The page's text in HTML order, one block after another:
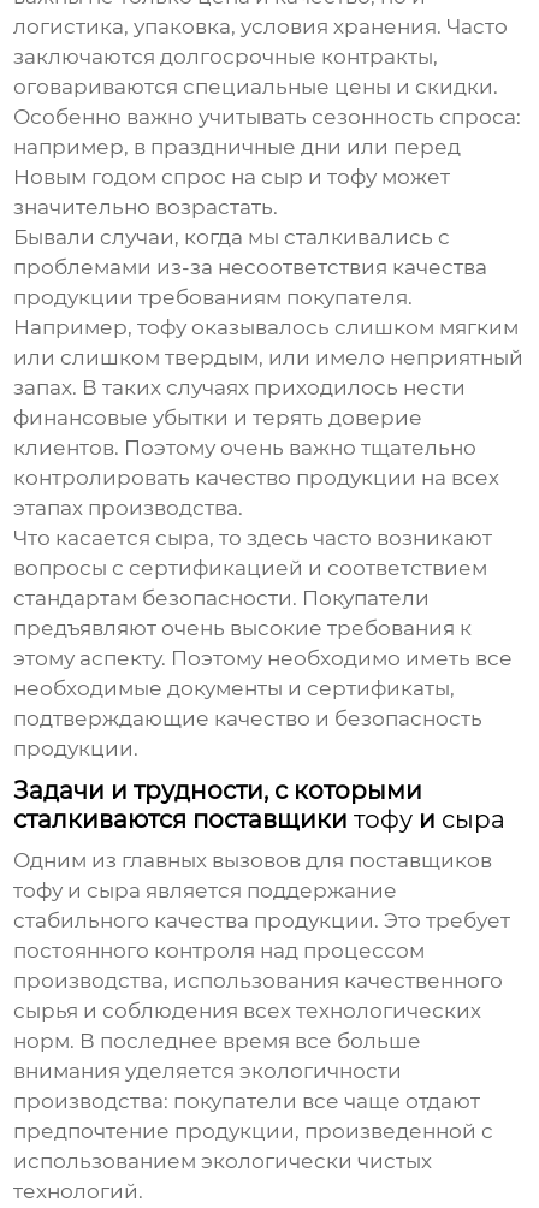
логистика, упаковка, условия хранения. Часто
заключаются долгосрочные контракты,
оговариваются специальные цены и скидки.
Особенно важно учитывать сезонность спроса:
например, в праздничные дни или перед
Новым годом спрос на сыр итофу может
значительно возрастать.
Бывали случаи, когда мы сталкивались с
проблемами из-за несоответствия качества
продукции требованиям покупателя.
Например,тофу оказывалось слишком мягким
или слишком твердым, или имело неприятный
запах. В таких случаях приходилось нести
финансовые убытки и терять доверие
клиентов. Поэтому очень важно тщательно
контролировать качество продукции на всех
этапах производства.
Что касается сыра, то здесь часто возникают
вопросы с сертификацией и соответствием
стандартам безопасности. Покупатели
предъявляют очень высокие требования к
этому аспекту. Поэтому необходимо иметь все
необходимые документы и сертификаты,
подтверждающие качество и безопасность
продукции.
Задачи и трудности, с которыми
сталкиваются поставщикитофу и сыра
Одним из главных вызовов для поставщиков
тофу и сыра является поддержание
стабильного качества продукции. Это требует
постоянного контроля над процессом
производства, использования качественного
сырья и соблюдения всех технологических
норм. В последнее время все больше
внимания уделяется экологичности
производства: покупатели все чаще отдают
предпочтение продукции, произведенной с
использованием экологически чистых
технологий.